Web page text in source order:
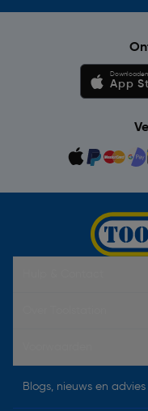
App
Blogs, nieuws en advies